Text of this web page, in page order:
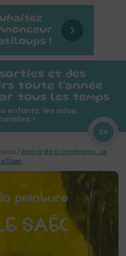
sorties et des
toute l'année
tous les temps
enfants, les ados,
!
29
/ Expo d’été à Landivisiau : Le
Saec